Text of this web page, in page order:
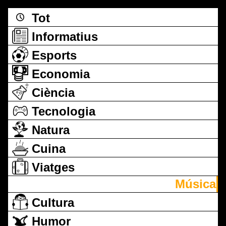
Tot
Informatius
Esports
Economia
Ciència
Tecnologia
Natura
Cuina
Viatges
Música
Cultura
Humor